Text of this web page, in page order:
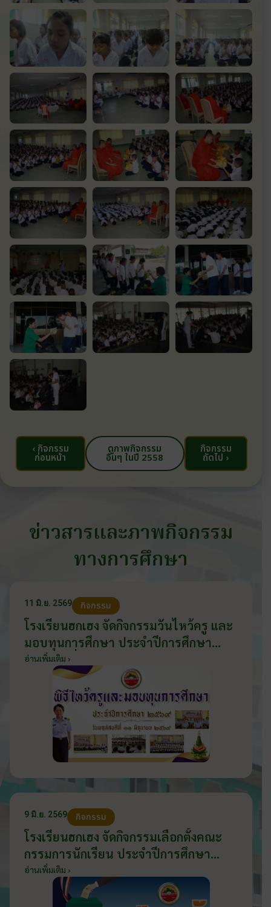
‹ กิจกรรม
ก่อนหน้า
ดูภาพกิจกรรม
อื่นๆ ในปี 2558
กิจกรรม
ถัดไป ›
ข่าวสารและภาพกิจกรรม
ทางการศึกษา
11 มิ.ย. 2569 กิจกรรม
โรงเรียนฮกเฮง จัดกิจกรรมวันไหว้ครู และ
มอบทุนการศึกษา ประจำปีการศึกษา
2569 วันที่ 11 มิถุนายน 2569
อ่านเพิ่มเติม ›
9 มิ.ย. 2569 กิจกรรม
โรงเรียนฮกเฮง จัดกิจกรรมเลือกตั้งคณะ
กรรมการนักเรียน ประจำปีการศึกษา
2569 ส่งเสริมประชาธิปไตยในโรงเรียน
วันที่ 9 มิถุนายน 2569
อ่านเพิ่มเติม ›